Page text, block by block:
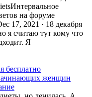
на форуме
17, 2021 · 18 декабря
я считаю тут кому что
Я
бесплатно
женщин